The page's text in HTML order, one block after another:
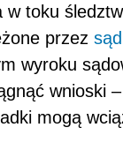
w toku
przez sąd
wyroku
wnioski
mogą